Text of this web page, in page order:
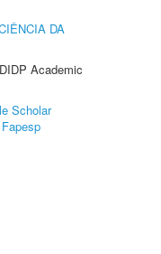
DA
Academic
Scholar
Fapesp